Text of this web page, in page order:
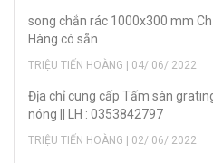
song chắn rác 1000x300 mm
Hàng có sẵn
TRIỆU TIẾN HOÀNG | 04/ 06/ 2022
Địa chỉ cung cấp Tấm sàn
nóng || LH : 0353842797
TRIỆU TIẾN HOÀNG | 02/ 06/ 2022